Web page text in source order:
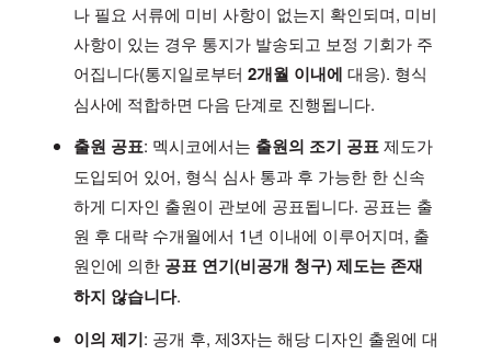
나 필요 서류에 미비 사항이 없는지 확인되며, 미비
사항이 있는 경우 통지가 발송되고 보정 기회가 주
어집니다(통지일로부터2개월 이내에 대응). 형식
심사에 적합하면 다음 단계로 진행됩니다.
출원 공표: 멕시코에서는 출원의 조기 공표제도가
도입되어 있어, 형식 심사 통과 후 가능한 한 신속
하게 디자인 출원이 관보에 공표됩니다. 공표는 출
원 후 대략 수개월에서 1년 이내에 이루어지며, 출
원인에 의한 공표 연기(비공개 청구) 제도는 존재
하지 않습니다.
이의 제기: 공개 후, 제3자는 해당 디자인 출원에 대